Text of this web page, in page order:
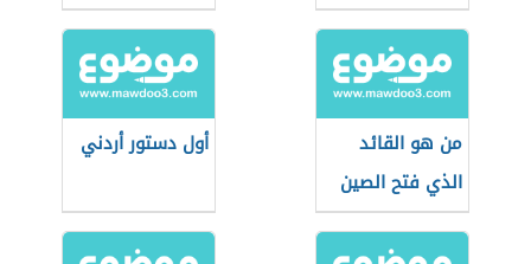
من هو القائد
الذي فتح الصين
أول دستور أردني